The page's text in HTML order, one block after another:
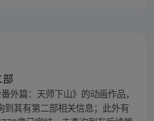
外篇：天师下山》的动画作品，
到其有第二部相关信息；此外有